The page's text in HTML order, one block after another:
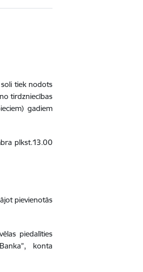
tiek nodots
tirdzniecības
gadiem
plkst.13.00
pievienotās
piedalīties
konta